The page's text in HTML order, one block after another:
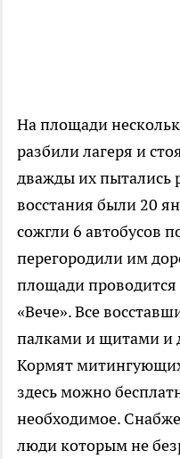
На площади
разбили лагеря и
дважды их пытались
восстания были 20
сожгли 6 автобусов
перегородили им
площади
«Вече». Все
палками и щитамии
Кормят
здесь можно
необходимое.
люди которым не